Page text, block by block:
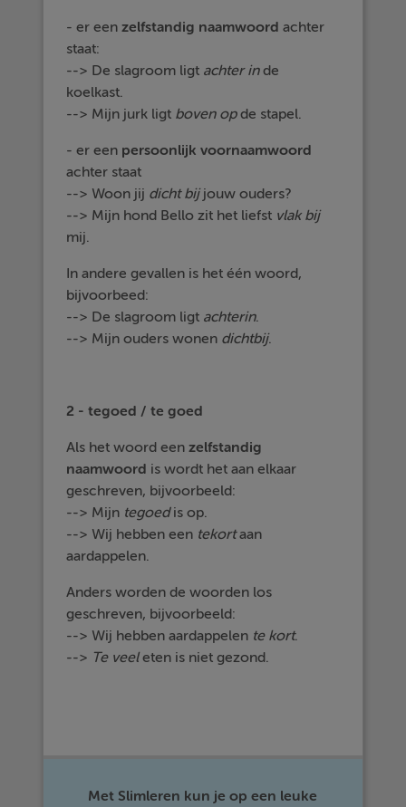
- er eenzelfstandig naamwoord achter
staat:
--> De slagroom ligt achter inde
koelkast.
--> Mijn jurk ligt boven opde stapel.
- er een persoonlijk voornaamwoord
achter staat
--> Woon jij dicht bijjouw ouders?
--> Mijn hond Bello zit het liefst vlak bij
mij.
In andere gevallen is het één woord,
bijvoorbeed:
--> De slagroom ligt achterin.
--> Mijn ouders wonen dichtbij.
2 - tegoed / te goed
Als het woord eenzelfstandig
naamwoord is wordt het aan elkaar
geschreven, bijvoorbeeld:
--> Mijn tegoedis op.
--> Wij hebben een tekortaan
aardappelen.
Anders worden de woorden los
geschreven, bijvoorbeeld:
--> Wij hebben aardappelen te kort.
--> Te veeleten is niet gezond.
Met Slimleren kun je op een leuke